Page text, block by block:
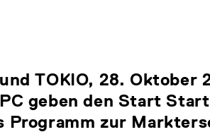
TOKIO, 28. Oktober
geben den Start Start
Programm zur